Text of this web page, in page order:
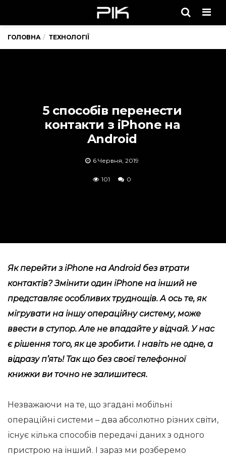
ГОЛОВНА ТЕХНОЛОГІЇ
5 способів перенести
контакти з iPhone на
Android
6 Червня, 2019
101 0
Як перейти з iPhone на Android без втрати
контактів? Змінити один iPhone на інший не
представляє особливих труднощів. А ось те, як
мігрувати на іншу операційну систему, може
ввести в ступор. Але не впадайте у відчай. У нас
є рішення того, як це зробити. І навіть не одне, а
відразу п’ять! Так що без своєї телефонної
книжки ви точно не залишитеся.
Незважаючи на те, що згадані мобільні
операційні системи – два абсолютно різних світи,
існує кілька способів передачі даних з одного
пристрою на інший. І зараз ми розберемо